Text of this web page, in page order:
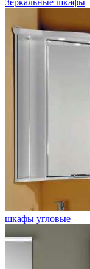
Зеркальные шкафы
шкафы угловые